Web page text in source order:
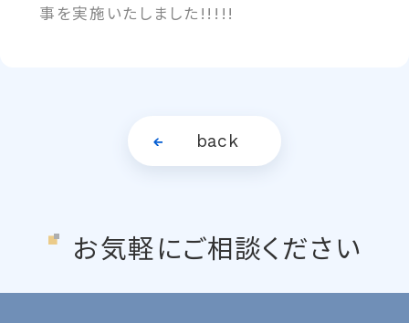
事を実施いたしました!!!!!
back
お気軽にご相談ください